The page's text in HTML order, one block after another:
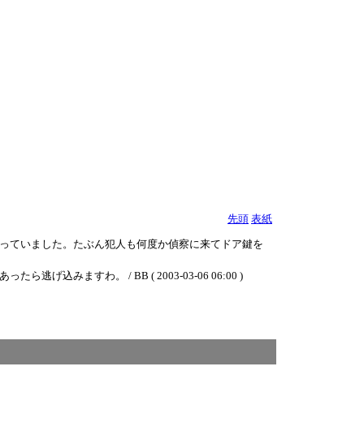
先頭 表紙
ていました。たぶん犯人も何度か偵察に来てドア鍵を
たら逃げ込みますわ。 / BB ( 2003-03-06 06:00 )